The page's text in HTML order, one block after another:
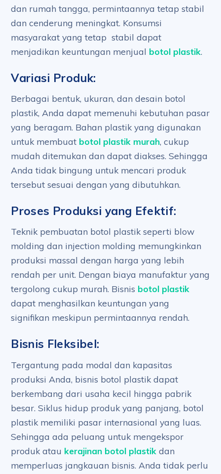
dan rumah tangga, permintaannya tetap stabil
dan cenderung meningkat. Konsumsi
masyarakat yang tetap stabil dapat
menjadikan keuntungan menjual botol plastik.
Variasi Produk:
Berbagai bentuk, ukuran, dan desain botol
plastik, Anda dapat memenuhi kebutuhan pasar
yang beragam. Bahan plastik yang digunakan
untuk membuat botol plastik murah, cukup
mudah ditemukan dan dapat diakses. Sehingga
Anda tidak bingung untuk mencari produk
tersebut sesuai dengan yang dibutuhkan.
Proses Produksi yang Efektif:
Teknik pembuatan botol plastik seperti blow
molding dan injection molding memungkinkan
produksi massal dengan harga yang lebih
rendah per unit. Dengan biaya manufaktur yang
tergolong cukup murah. Bisnis botol plastik
dapat menghasilkan keuntungan yang
signifikan meskipun permintaannya rendah.
Bisnis Fleksibel:
Tergantung pada modal dan kapasitas
produksi Anda, bisnis botol plastik dapat
berkembang dari usaha kecil hingga pabrik
besar. Siklus hidup produk yang panjang, botol
plastik memiliki pasar internasional yang luas.
Sehingga ada peluang untuk mengekspor
produk atau kerajinan botol plastik dan
memperluas jangkauan bisnis. Anda tidak perlu